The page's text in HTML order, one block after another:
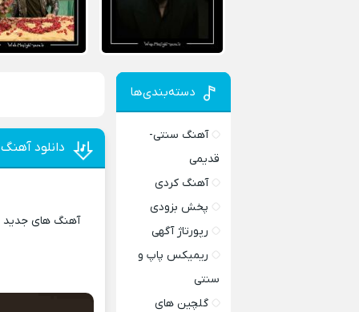
دانلود
آهنگ های جدید
دسته‌بندی‌ها
آهنگ سنتی-
قدیمی
آهنگ کردی
پخش بزودی
رپورتاژ آگهی
ریمیکس پاپ و
سنتی
گلچین های